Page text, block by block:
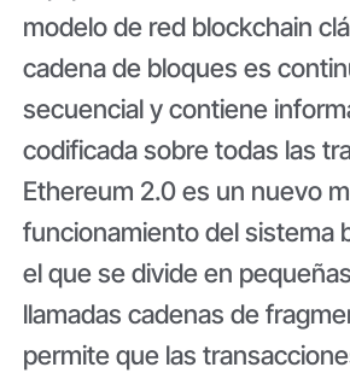
modelo de red blockchain
cadena de bloques es
secuencial y contiene
codificada sobre todas las
Ethereum 2.0 es un nuevo
funcionamiento del sistema
el que se divide en
llamadas cadenas de
permite que las